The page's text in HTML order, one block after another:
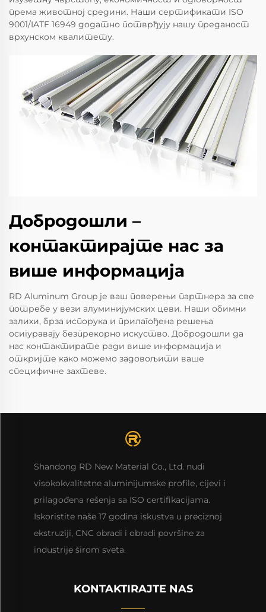
према животној средини. Наши сертификати ISO
9001/IATF 16949 додатно потврђују нашу преданост
врхунском квалитету.
Добродошли –
контактирајте нас за
више информација
RD Aluminum Group је ваш поверењи партнера за све
потребе у вези алуминијумских цеви. Наши обимни
залихи, брза испорука и прилагођена решења
осигуравају безпрекорно искуство. Добродошли да
нас контактирате ради више информација и
откријте како можемо задовољити ваше
специфичне захтеве.
Shandong RD New Material Co., Ltd. nudi
visokokvalitetne aluminijumske profilе, cijevi i
prilagođena rešenja sa ISO certifikacijama.
Iskoristite naše 17 godina iskustva u preciznoj
ekstruziji, CNC obradi i obradi površine za
industrije širom sveta.
KONTAKTIRAJTE NAS